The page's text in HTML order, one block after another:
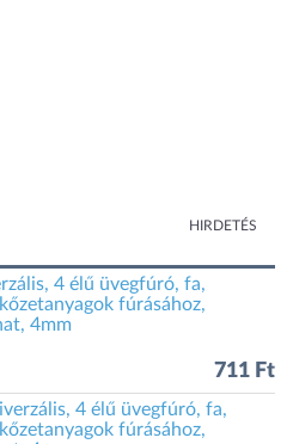
HIRDETÉS
4 élű üvegfúró, fa,
fúrásához,
4mm
711 Ft
4 élű üvegfúró, fa,
fúrásához,